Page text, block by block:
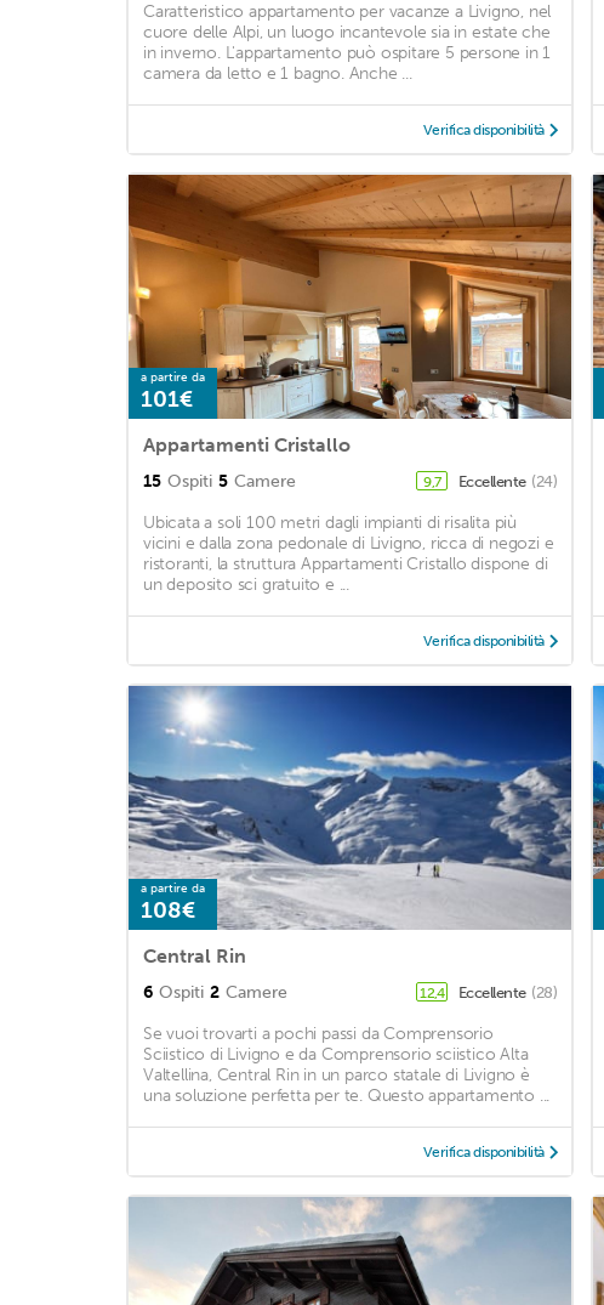
Caratteristico appartamento per vacanze a Livigno, nel
cuore delle Alpi, un luogo incantevole sia in estate che
in inverno. L'appartamento può ospitare 5 persone in 1
camera da letto e 1 bagno. Anche ...
Verifica disponibilità
a partire da
101€
Appartamenti Cristallo
15 Ospiti 5 Camere 9,7 Eccellente (24)
Ubicata a soli 100 metri dagli impianti di risalita più
vicini e dalla zona pedonale di Livigno, ricca di negozi e
ristoranti, la struttura Appartamenti Cristallo dispone di
un deposito sci gratuito e ...
Verifica disponibilità
a partire da
108€
Central Rin
6 Ospiti 2 Camere 12,4 Eccellente (28)
Se vuoi trovarti a pochi passi da Comprensorio
Sciistico di Livigno e da Comprensorio sciistico Alta
Valtellina, Central Rin in un parco statale di Livigno è
una soluzione perfetta per te. Questo appartamento ...
Verifica disponibilità